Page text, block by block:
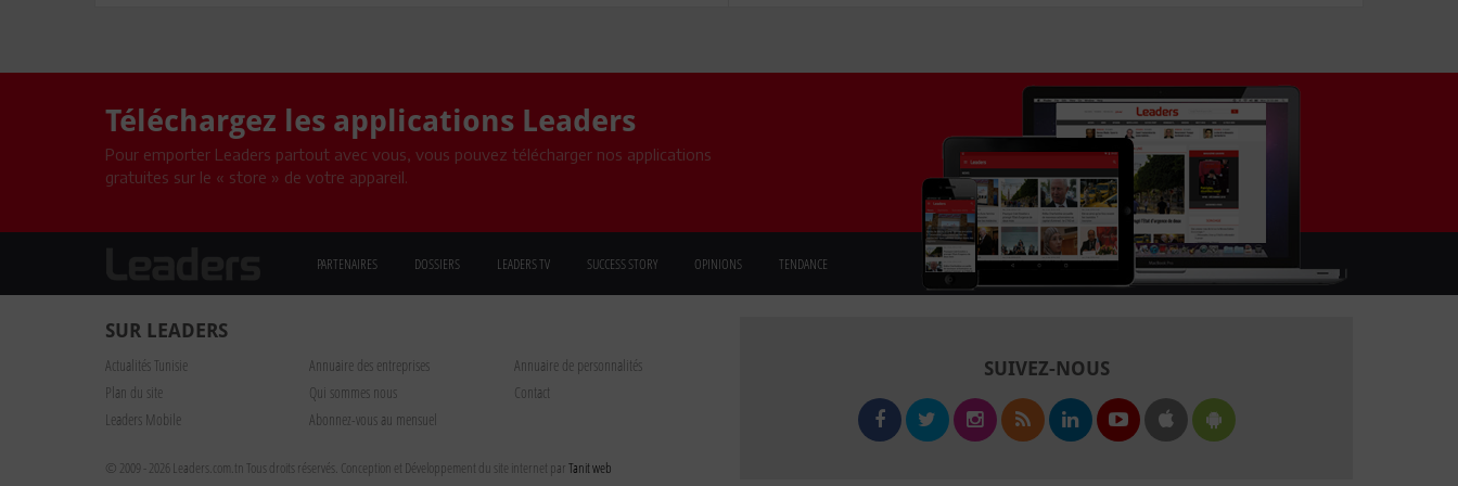
Téléchargez les applications Leaders
Pour emporter Leaders partout avec vous, vous pouvez télécharger nos applications
gratuites sur le « store » de votre appareil.
PARTENAIRES DOSSIERS LEADERS TV SUCCESS STORY OPINIONS TENDANCE
SUR LEADERS
Actualités Tunisie Annuaire des entreprises
Annuaire de personnalités
Plan du site
Qui sommes nous
Contact
Leaders Mobile
Abonnez-vous au mensuel
© 2009 - 2026 Leaders.com.tn Tous droits réservés. Conception et Développement du site internet parTanit web
SUIVEZ-NOUS